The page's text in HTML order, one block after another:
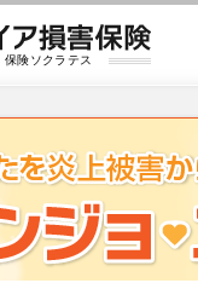
保険ソクラテス